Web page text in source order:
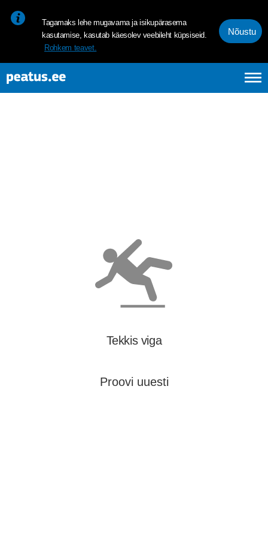
Tagamaks lehe mugavama ja isikupärasema
kasutamise, kasutab käesolev veebileht küpsiseid.
Rohkem teavet.
Nõustu
Tekkis viga
Proovi uuesti